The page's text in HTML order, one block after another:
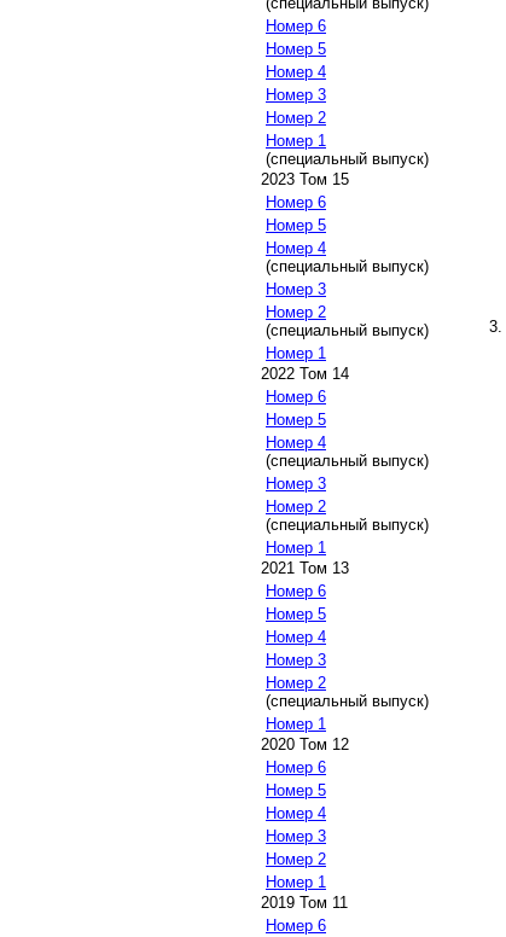
Номер 6
Номер 5
Номер 4
Номер 3
Номер 2
Номер 1
(специальный выпуск)
2023 Том 15
Номер 6
Номер 5
Номер 4
(специальный выпуск)
Номер 3
Номер 2
(специальный выпуск)
Номер 1
2022 Том 14
Номер 6
Номер 5
Номер 4
(специальный выпуск)
Номер 3
Номер 2
(специальный выпуск)
Номер 1
2021 Том 13
Номер 6
Номер 5
Номер 4
Номер 3
Номер 2
(специальный выпуск)
Номер 1
2020 Том 12
Номер 6
Номер 5
Номер 4
Номер 3
Номер 2
Номер 1
2019 Том 11
Номер 6